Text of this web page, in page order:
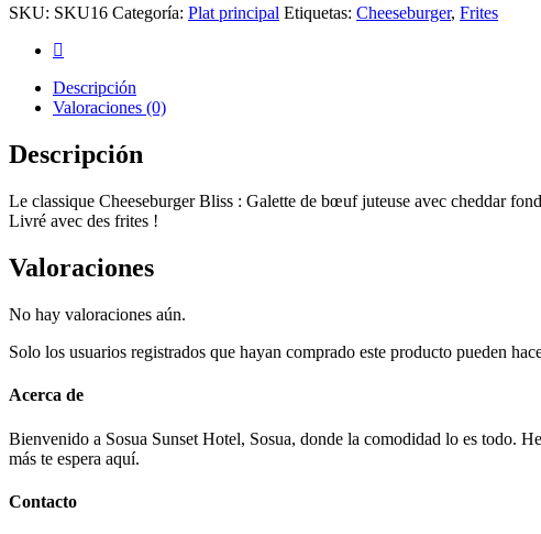
SKU: SKU16 Categoría: Plat principal Etiquetas: Cheeseburger, Frites
Descripción
Valoraciones (0)
Descripción
Le classique Cheeseburger Bliss : Galette de bœuf juteuse avec cheddar
Livré avec des frites !
Valoraciones
No hay valoraciones aún.
Solo los usuarios registrados que hayan comprado este producto pueden
Acerca de
Bienvenido a Sosua Sunset Hotel, Sosua, donde la comodidad lo es todo.
más te espera aquí.
Contacto